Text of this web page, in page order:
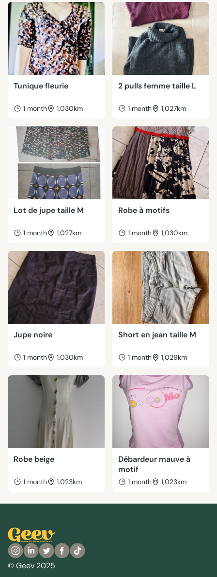
Tunique fleurie
1 month 1,030km
2 pulls femme taille L
1 month 1,027km
Lot de jupe taille M
1 month 1,027km
Robe à motifs
1 month 1,030km
Jupe noire
1 month 1,030km
Short en jean taille M
1 month 1,029km
Robe beige
1 month 1,023km
Débardeur mauve à
motif
1 month 1,023km
© Geev 2025